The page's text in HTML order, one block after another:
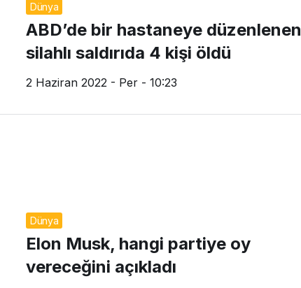
Dünya
ABD’de bir hastaneye düzenlenen
silahlı saldırıda 4 kişi öldü
2 Haziran 2022 - Per - 10:23
Dünya
Elon Musk, hangi partiye oy
vereceğini açıkladı